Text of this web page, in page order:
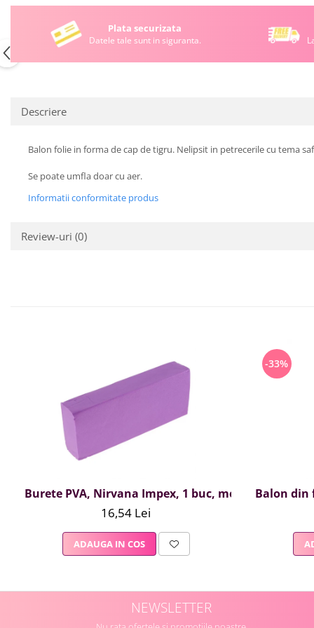
Plata securizata
Datele tale sunt in siguranta.
Descriere
Balon folie in forma de cap de tigru. Nelipsit in petrecerile cu tema
Se poate umfla doar cu aer.
Informatii conformitate produs
Review-uri (0)
Burete PVA, Nirvana Impex, 1 buc, mov
16,54 Lei
ADAUGA IN COS
-33%
Balon din
NEWSLETTER